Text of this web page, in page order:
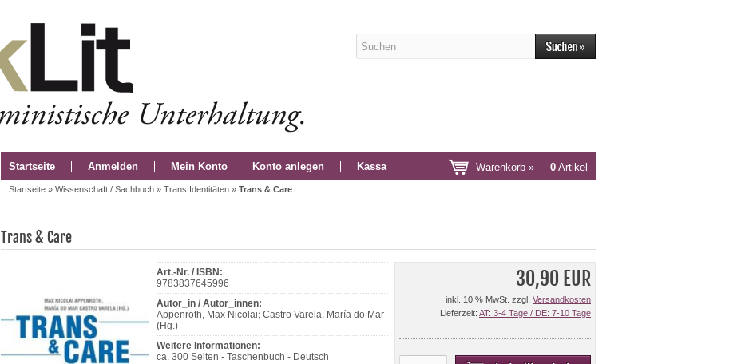
Startseite Anmelden Mein Konto Konto anlegen Kassa Warenkorb » 0 Artikel
Startseite » Wissenschaft / Sachbuch » Trans Identitäten » Trans & Care
Trans & Care
Art.-Nr. / ISBN:
9783837645996
Autor_in / Autor_innen:
Appenroth, Max Nicolai; Castro Varela, María do Mar
(Hg.)
Weitere Informationen:
ca. 300 Seiten - Taschenbuch - Deutsch
30,90 EUR
inkl. 10 % MwSt. zzgl. Versandkosten
Lieferzeit: AT: 3-4 Tage / DE: 7-10 Tage